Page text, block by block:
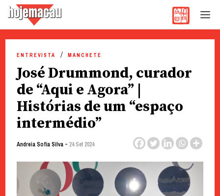
content
ENTREVISTA MANCHETE
José Drummond, curador
de “Aqui e Agora” |
Histórias de um “espaço
intermédio”
Andreia Sofia Silva- 24 Set 2024